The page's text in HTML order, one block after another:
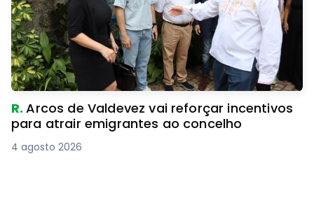
R.Arcos de Valdevez vai reforçar incentivos
para atrair emigrantes ao concelho
4 agosto 2026